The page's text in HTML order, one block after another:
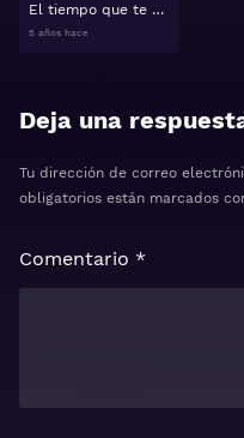
El tiempo que te doy 1x10
5 años hace
Deja una
Tu dirección de correo
obligatorios están marcados
Comentario *